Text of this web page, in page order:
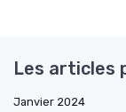
Les articles
Janvier 2024